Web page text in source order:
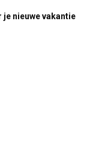
je nieuwe vakantie